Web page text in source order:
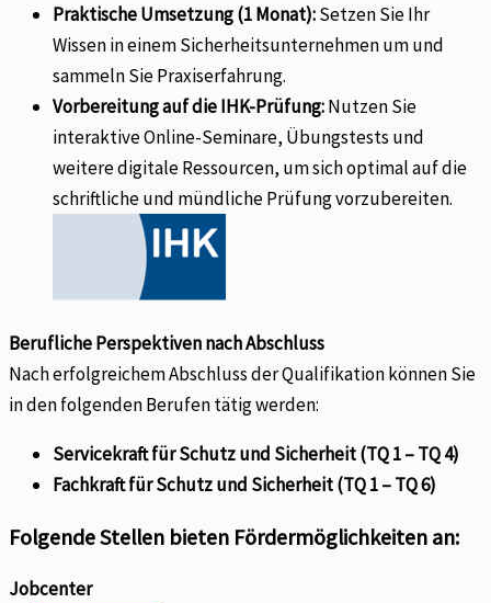
Praktische Umsetzung (1 Monat):Setzen Sie Ihr
Wissen in einem Sicherheitsunternehmen um und
sammeln Sie Praxiserfahrung.
Vorbereitung auf die IHK-Prüfung:Nutzen Sie
interaktive Online-Seminare, Übungstests und
weitere digitale Ressourcen, um sich optimal auf die
schriftliche und mündliche Prüfung vorzubereiten.
Berufliche Perspektiven nach Abschluss
Nach erfolgreichem Abschluss der Qualifikation können Sie
in den folgenden Berufen tätig werden:
Servicekraft für Schutz und Sicherheit (TQ 1 – TQ 4)
Fachkraft für Schutz und Sicherheit (TQ 1 – TQ 6)
Folgende Stellen bieten Fördermöglichkeiten an:
Jobcenter